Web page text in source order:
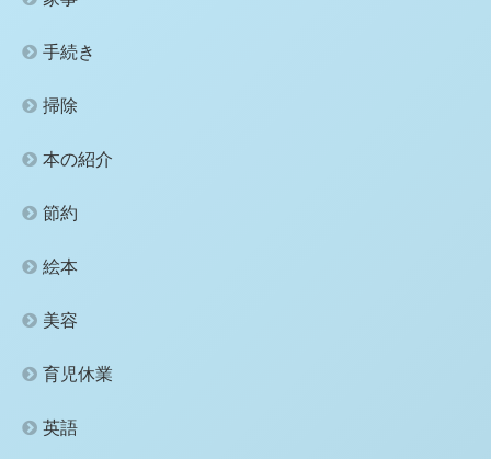
手続き
掃除
本の紹介
節約
絵本
美容
育児休業
英語